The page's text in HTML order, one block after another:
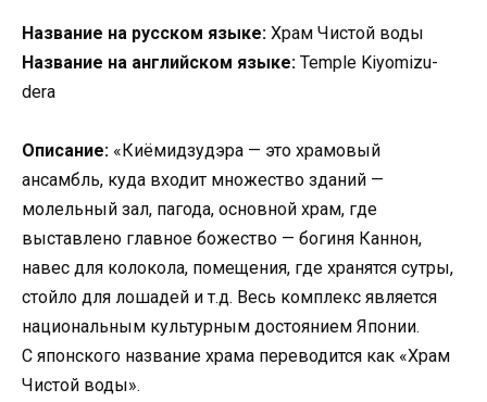
Название на русском языке: Храм Чистой воды
Название на английском языке: Temple Kiyomizu-
dera
Описание: «Киёмидзудэра — это храмовый
ансамбль, куда входит множество зданий —
молельный зал, пагода, основной храм, где
выставлено главное божество — богиня Каннон,
навес для колокола, помещения, где хранятся сутры,
стойло для лошадей и т.д. Весь комплекс является
национальным культурным достоянием Японии.
С японского название храма переводится как «Храм
Чистой воды».